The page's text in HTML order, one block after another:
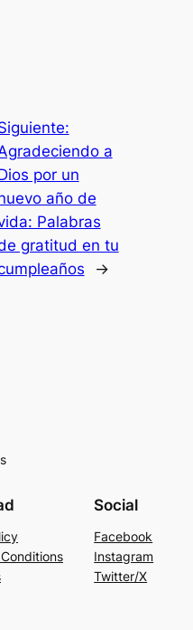
a
por un
año de
Palabras
gratitud en tu
→
Social
Facebook
Instagram
Twitter/X